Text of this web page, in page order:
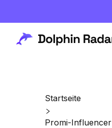
Startseite
Promi-Influencer